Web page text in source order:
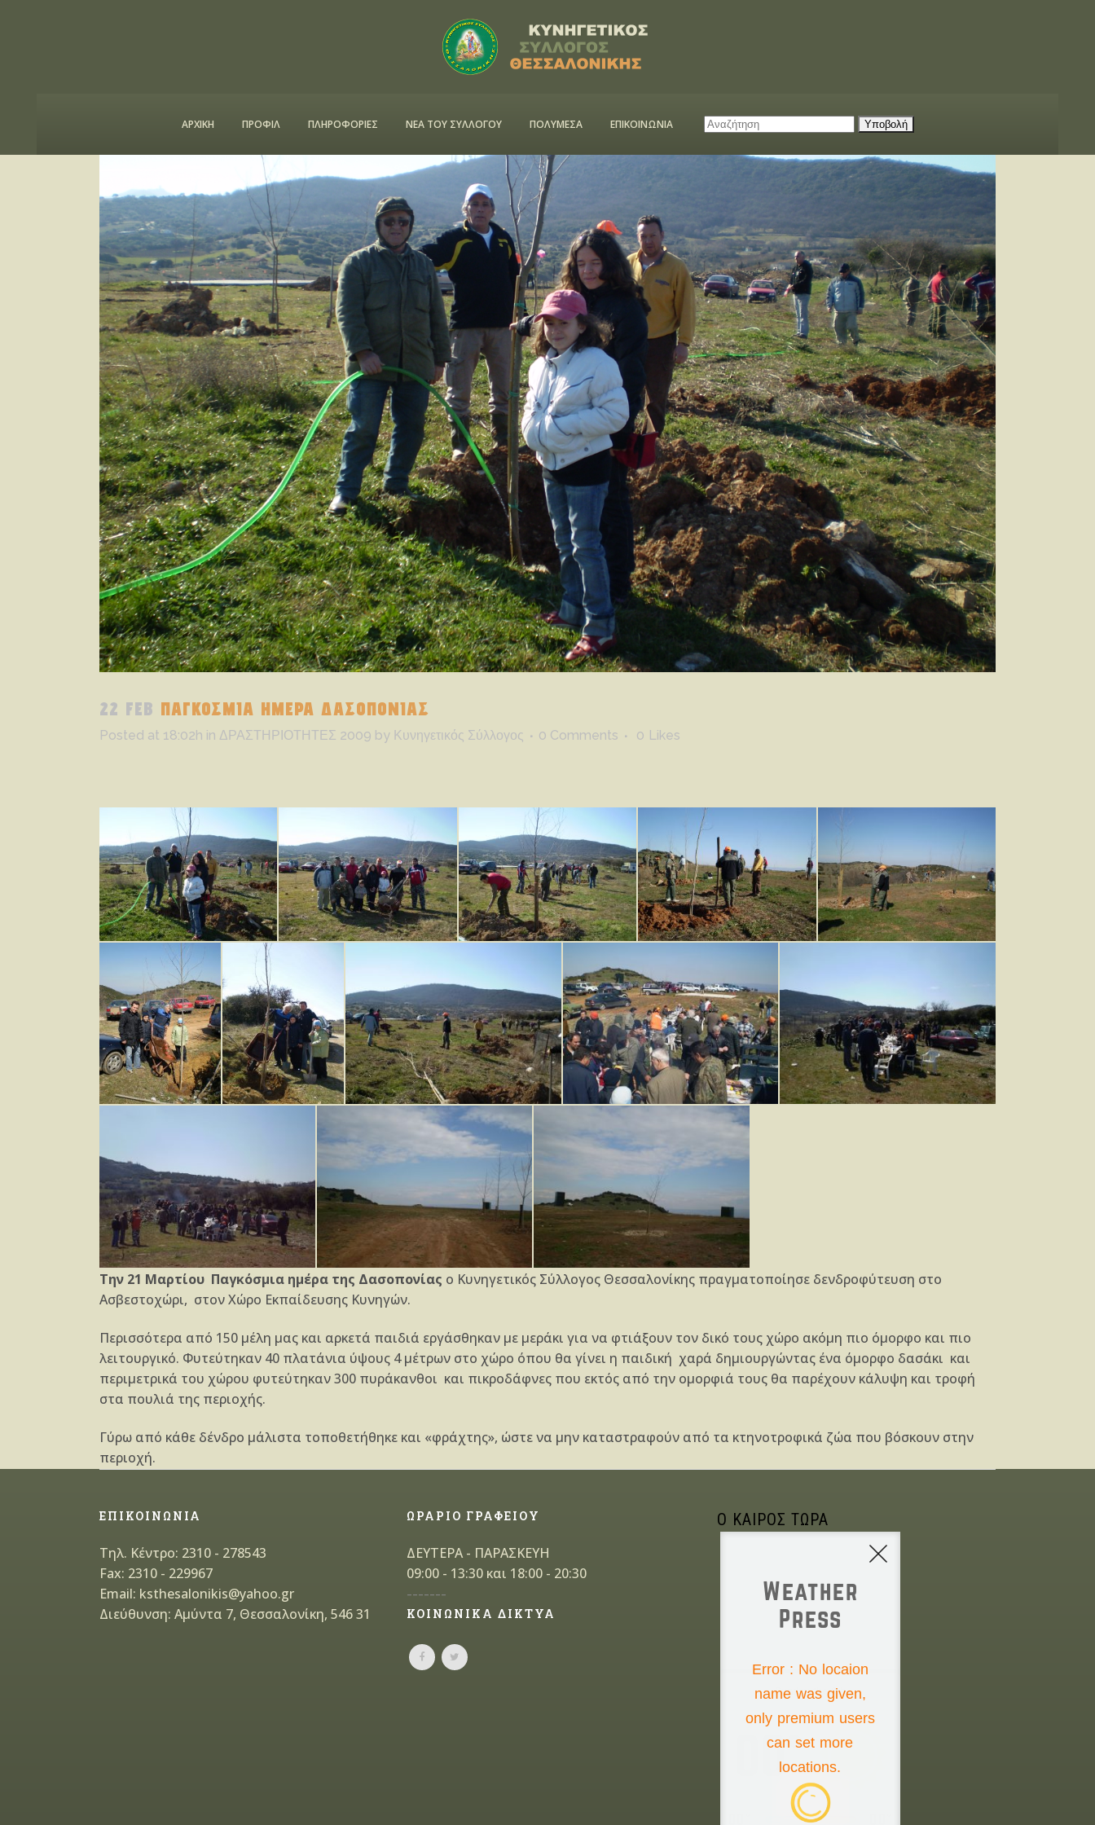
ΑΡΧΙΚΗ ΠΡΟΦΙΛ ΠΛΗΡΟΦΟΡΙΕΣ ΝΕΑ ΤΟΥ ΣΥΛΛΟΓΟΥ ΠΟΛΥΜΕΣΑ ΕΠΙΚΟΙΝΩΝΙΑ
22 FEB ΠΑΓΚΟΣΜΙΑ ΗΜΕΡΑ ΔΑΣΟΠΟΝΙΑΣ
Posted at 18:02h in ΔΡΑΣΤΗΡΙΟΤΗΤΕΣ 2009 by Κυνηγετικός Σύλλογος 0 Comments 0 Likes
Την 21 Μαρτίου Παγκόσμια ημέρα της Δασοπονίας ο Κυνηγετικός Σύλλογος Θεσσαλονίκης πραγματοποίησε δενδροφύτευση στο
Ασβεστοχώρι, στον Χώρο Εκπαίδευσης Κυνηγών.
Περισσότερα από 150 μέλη μας και αρκετά παιδιά εργάσθηκαν με μεράκι για να φτιάξουν τον δικό τους χώρο ακόμη πιο όμορφο και πιο
λειτουργικό. Φυτεύτηκαν 40 πλατάνια ύψους 4 μέτρων στο χώρο όπου θα γίνει η παιδική χαρά δημιουργώντας ένα όμορφο δασάκι και
περιμετρικά του χώρου φυτεύτηκαν 300 πυράκανθοι και πικροδάφνες που εκτός από την ομορφιά τους θα παρέχουν κάλυψη και τροφή
στα πουλιά της περιοχής.
Γύρω από κάθε δένδρο μάλιστα τοποθετήθηκε και «φράχτης», ώστε να μην καταστραφούν από τα κτηνοτροφικά ζώα που βόσκουν στην
περιοχή.
ΕΠΙΚΟΙΝΩΝΙΑ
Τηλ. Κέντρο: 2310 - 278543
Fax: 2310 - 229967
Email: ksthesalonikis@yahoo.gr
Διεύθυνση: Αμύντα 7, Θεσσαλονίκη, 546 31
ΩΡΑΡΙΟ ΓΡΑΦΕΙΟΥ
ΔΕΥΤΕΡΑ - ΠΑΡΑΣΚΕΥΗ
09:00 - 13:30 και 18:00 - 20:30
-------
ΚΟΙΝΩΝΙΚΑ ΔΙΚΤΥΑ
Ο ΚΑΙΡΟΣ ΤΩΡΑ
Weather
Press
Error : No locaion
name was given,
only premium users
can set more
locations.
Sunday the 9th
00°